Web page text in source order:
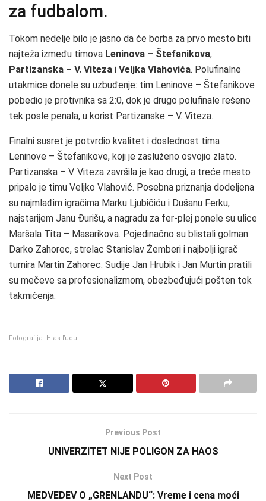
za fudbalom.
Tokom nedelje bilo je jasno da će borba za prvo mesto biti
najteža između timova Leninova – Štefanikova,
Partizanska – V. Viteza i Veljka Vlahovića. Polufinalne
utakmice donele su uzbuđenje: tim Leninove – Štefanikove
pobedio je protivnika sa 2:0, dok je drugo polufinale rešeno
tek posle penala, u korist Partizanske – V. Viteza.
Finalni susret je potvrdio kvalitet i doslednost tima
Leninove – Štefanikove, koji je zasluženo osvojio zlato.
Partizanska – V. Viteza završila je kao drugi, a treće mesto
pripalo je timu Veljko Vlahović. Posebna priznanja dodeljena
su najmlađim igračima Marku Ljubičiću i Dušanu Ferku,
najstarijem Janu Đurišu, a nagradu za fer-plej ponele su ulice
Maršala Tita – Masarikova. Pojedinačno su blistali golman
Darko Zahorec, strelac Stanislav Žemberi i najbolji igrač
turnira Martin Zahorec. Sudije Jan Hrubik i Jan Murtin pratili
su mečeve sa profesionalizmom, obezbeđujući pošten tok
takmičenja.
Fotografija: Hlas ľudu
Previous Post
UNIVERZITET NIJE POLIGON ZA HAOS
Next Post
MEDVEDEV O „GRENLANDU“: Vreme i cena moći